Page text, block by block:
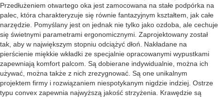
Przedłużeniem otwartego oka jest zamocowana na stałe podpórka na
palec, która charakteryzuje się równie fantazyjnym kształtem, jak całe
narzędzie. Pomyślany jest on jednak nie tylko jako ozdoba, ale cechuje
się świetnymi parametrami ergonomicznymi. Zaprojektowany został
tak, aby w największym stopniu odciążyć dłoń. Nakładane na
pierścienie miękkie wkładki ze specjalnie opracowanymi wypustkami
zapewniają komfort palcom. Są dobierane indywidualnie, można ich
używać, można także z nich zrezygnować. Są one unikalnym
projektem firmy i rozwiązaniem niespotykanym nigdzie indziej. Ostrze
typu convex zapewnia najwyższą jakość strzyżenia. Krawędzie są